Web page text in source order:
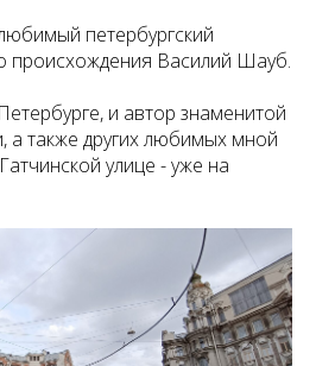
петербургский
происхождения Василий Шауб.
и автор знаменитой
а также других любимых мной
улице - уже на